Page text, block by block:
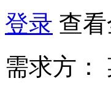
登录 查
需求方：